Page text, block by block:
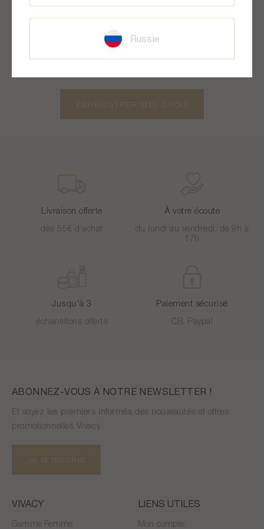
des visites), la navigation (pages consultées, actions
réalisées), etc.
ENREGISTRER MES CHOIX
Livraison offerte
dès 55€ d’achat
À votre écoute
du lundi au vendredi, de 9h à
17h
Jusqu'à 3
échantillons offerts
Paiement sécurisé
CB, Paypal
Russie
VIVACY
Gamme Femme
LIENS UTILES
Mon compte
ABONNEZ-VOUS À NOTRE NEWSLETTER !
Et soyez les premiers informés des nouveautés et offres
promotionnelles Vivacy
JE M'INSCRIS